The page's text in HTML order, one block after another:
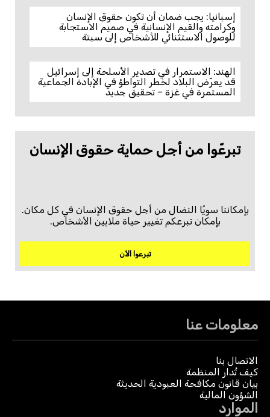
إسبانيا: يجب ضمان أن تكون حقوق الإنسان
وكرامته والقيم الإنسانية في صميم الاستجابة
للوصول الاستثنائي للأشخاص إلى سبتة
الهند: الاستمرار في تصدير الأسلحة إلى إسرائيل
قد يعرّض البلاد لخطر التواطؤ في الإبادة الجماعية
المستمرة في غزة – تحقيق جديد
تبرعّوا من أجل حماية حقوق الإنسان
بإمكاننا سويًا النضال من أجل حقوق الإنسان في كل مكان.
بإمكان تبرعكم تغيير حياة ملايين الأشخاص.
تبرعوا الآن
معلومات عنا
الاتصال بنا
كيف تُدار المنظمة
بيان قانون مكافحة العبودية الحديثة
الشؤون المالية
الموارد